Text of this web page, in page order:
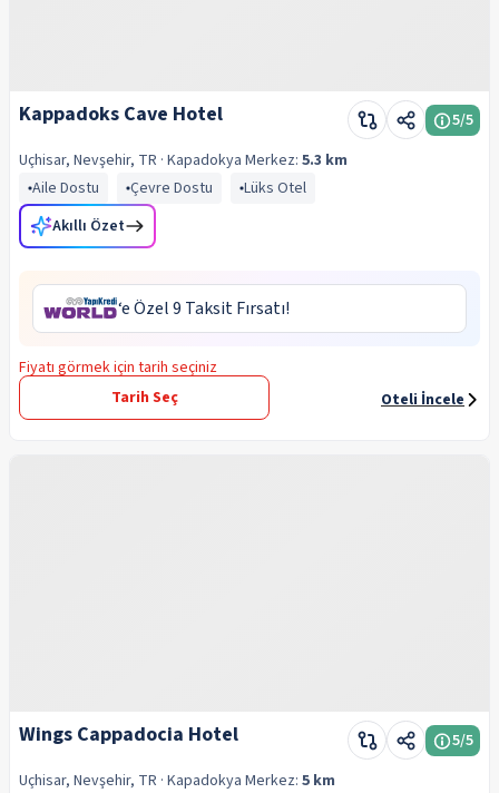
Kappadoks Cave Hotel 5/5
Uçhisar, Nevşehir, TR · Kapadokya Merkez: 5.3 km
Aile Dostu
Çevre Dostu
Lüks Otel
Akıllı Özet
‘e Özel 9 Taksit Fırsatı!
Fiyatı görmek için tarih seçiniz
Tarih Seç
Oteli İncele
Wings Cappadocia Hotel 5/5
Uçhisar, Nevşehir, TR · Kapadokya Merkez: 5 km